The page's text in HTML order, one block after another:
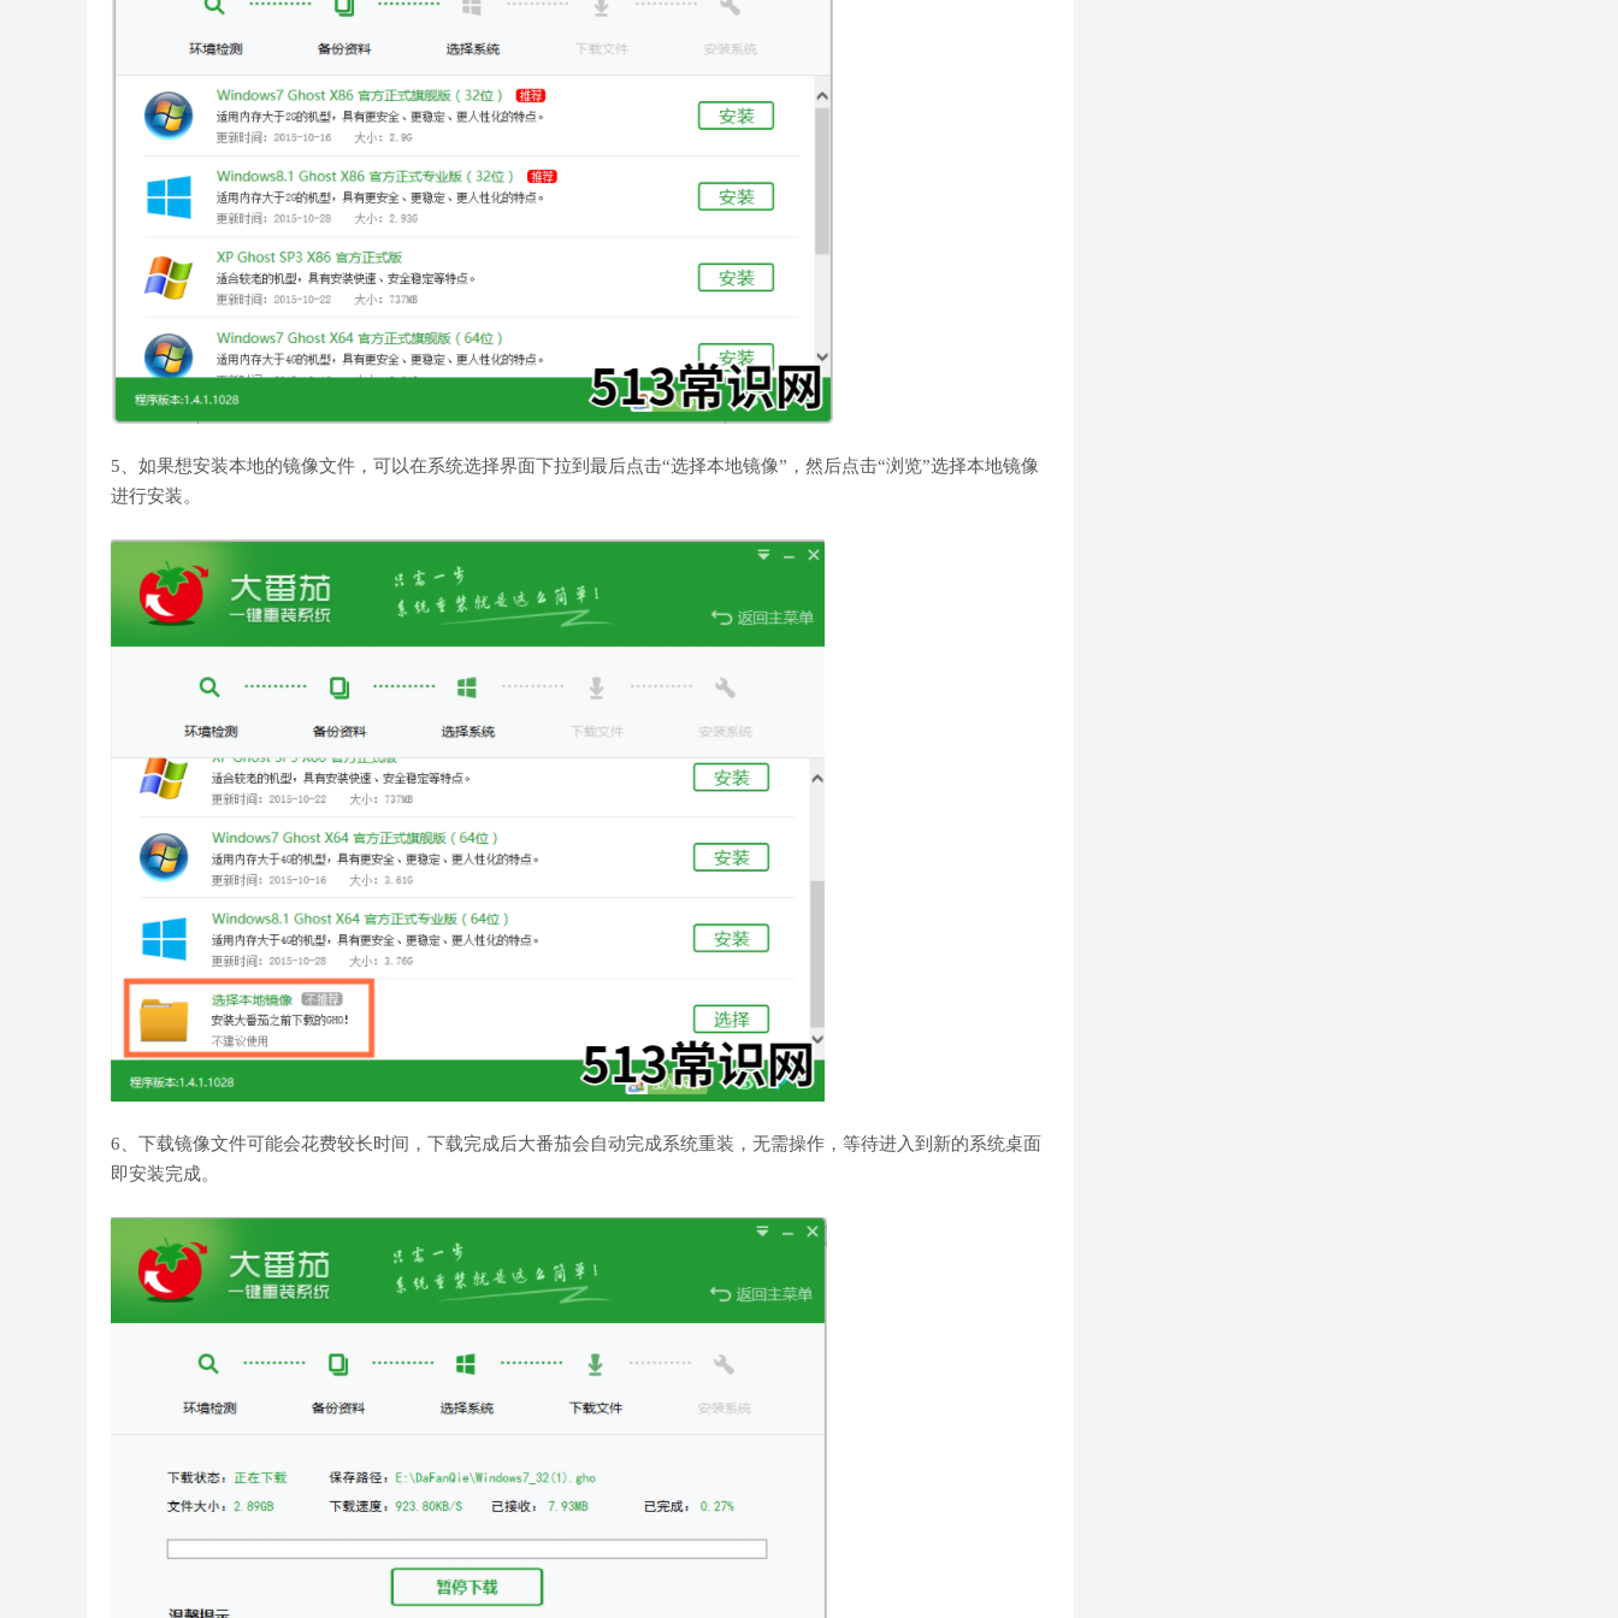
5、如果想安装本地的镜像文件，可以在系统选择界面下拉到最后点击“选择本地镜像”，然后点击“浏览”选择本地镜像
进行安装。
6、下载镜像文件可能会花费较长时间，下载完成后大番茄会自动完成系统重装，无需操作，等待进入到新的系统桌面
即安装完成。